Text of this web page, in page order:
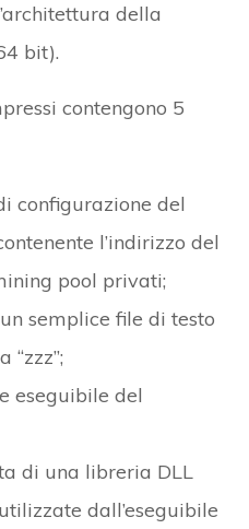
della
bit).
contengono 5
configurazione del
l’indirizzo del
pool privati;
semplice file di testo
“zzz”;
eseguibile del
di una libreria DLL
dall’eseguibile